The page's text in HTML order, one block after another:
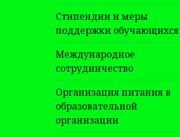
Стипендии и меры
поддержки обучающихся
Международное
сотрудничество
Организация питания в
образовательной
организации